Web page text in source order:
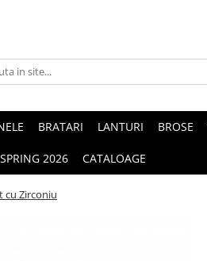
BRATARI LANTURI BROSE
SPRING 2026 CATALOAGE
cu Zirconiu